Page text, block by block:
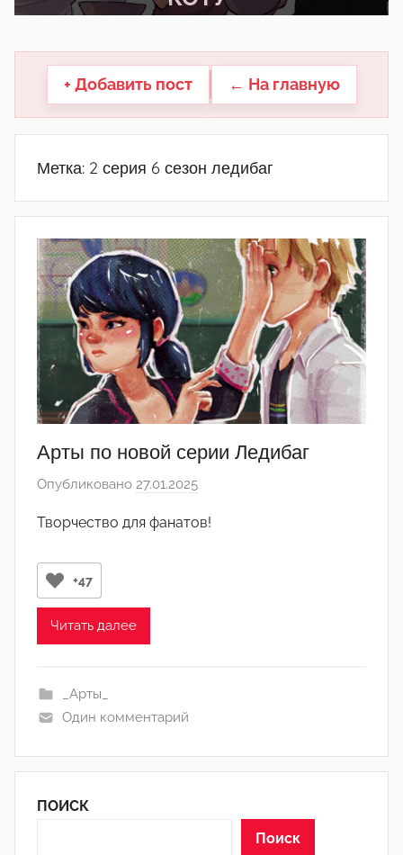
другие.
+ Добавить пост ← На главную
Метка: 2 серия 6 сезон ледибаг
Арты по новой серии Ледибаг
Опубликовано 27.01.2025
т
Творчество для фанатов!
+47
Читать далее
_Арты_
Один комментарий
ПОИСК
Поиск